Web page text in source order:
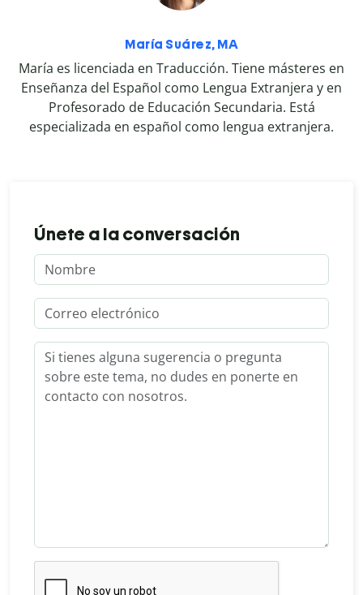
María Suárez, MA
María es licenciada en Traducción. Tiene másteres en
Enseñanza del Español como Lengua Extranjera y en
Profesorado de Educación Secundaria. Está
especializada en español como lengua extranjera.
Únete a la conversación